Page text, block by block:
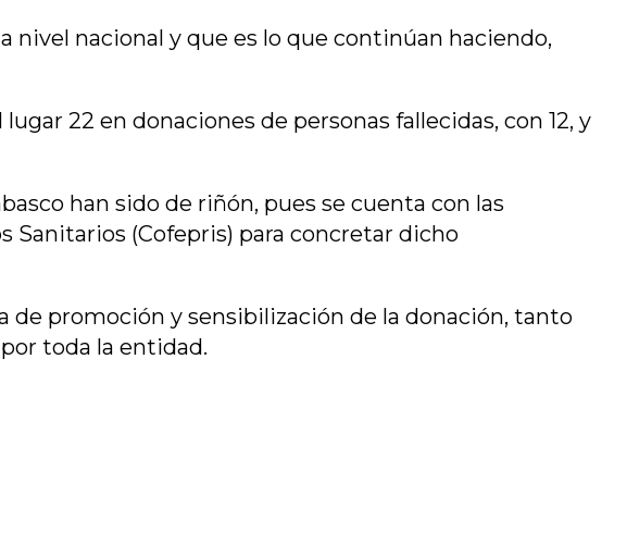
nivel nacional y que es lo que continúan haciendo,
22 en donaciones de personas fallecidas, con 12, y
han sido de riñón, pues se cuenta con las
Sanitarios (Cofepris) para concretar dicho
promoción y sensibilización de la donación, tanto
toda la entidad.